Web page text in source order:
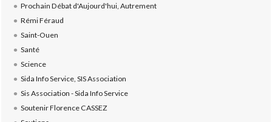
Prochain Débat d'Aujourd'hui, Autrement
Rémi Féraud
Saint-Ouen
Santé
Science
Sida Info Service, SIS Association
Sis Association - Sida Info Service
Soutenir Florence CASSEZ